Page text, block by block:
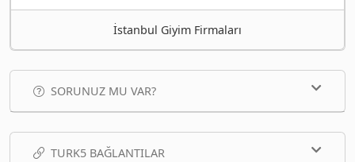
İstanbul Giyim Firmaları
SORUNUZ MU VAR?
TURK5 BAĞLANTILAR